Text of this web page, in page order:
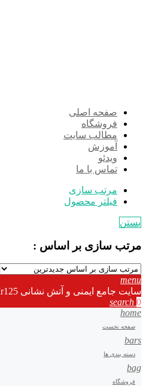
صفحه اصلی
فروشگاه
مطالب سایت
آموزش
ویدئو
تماس با ما
مرتب سازی
فیلتر محصول
بستن
مرتب سازی بر اساس :
menu
سایت جامع ایمنی و آتش نشانی Ir125
search 0
home
صفحه نخست
bars
دسته بندی ها
bag
فروشگاه